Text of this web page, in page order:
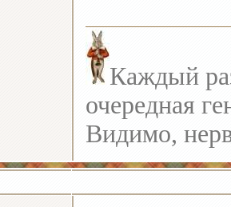
Каждый
очередная
Видимо,